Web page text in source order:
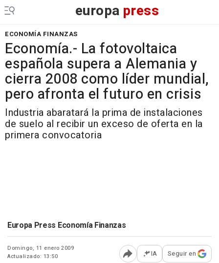
europa press
ECONOMÍA FINANZAS
Economía.- La fotovoltaica
española supera a Alemania y
cierra 2008 como líder mundial,
pero afronta el futuro en crisis
Industria abaratará la prima de instalaciones
de suelo al recibir un exceso de oferta en la
primera convocatoria
Europa Press Economía Finanzas
Domingo, 11 enero 2009
Actualizado: 13:50
Abrir opciones para
IA Seguir en